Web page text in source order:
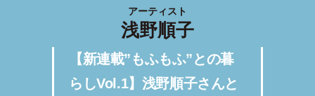
アーティスト
浅野順子
【新連載”もふもふ”との暮
らしVol.1】浅野順子さんと